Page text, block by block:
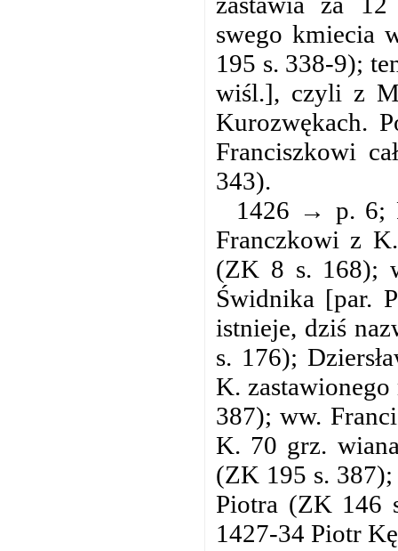
swego kmiecia
195 s. 338-9);
wiśl.], czyli z
Kurozwękach.
Franciszkowi
343).
1426 → p. 6;
Franczkowi z
(ZK 8 s. 168);
Świdnika [par.
istnieje, dziś
s. 176);
K.
387); ww.
K. 70 grz.
(ZK 195 s.
Piotra (ZK 146
1427-34 Piotr